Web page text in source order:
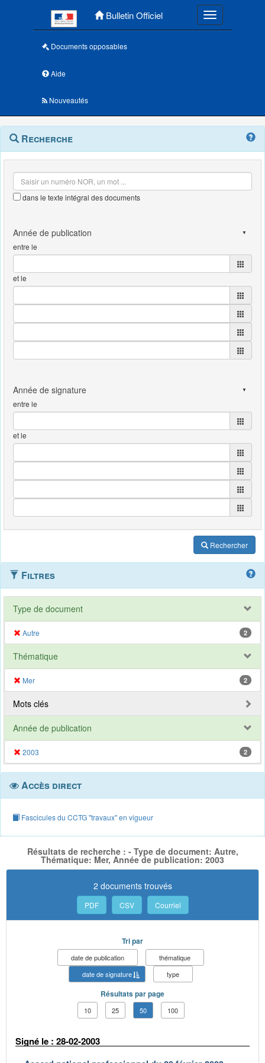
Bulletin Officiel Toggle
Documents opposables
Aide
Nouveautés
Navigation
outils
Menu
contextuel
Recherche
dans le texte intégral des documents
entre le
et le
entre le
et le
Rechercher
Filtres
Type de document
Autre 2
Thématique
Mer 2
Mots clés
Année de publication
2003 2
Accès direct
Fascicules du CCTG "travaux" en vigueur
Résultats de recherche : - Type de document: Autre,
Thématique: Mer, Année de publication: 2003
2 documents trouvés
PDF CSV Courriel
Tri par
date de publication
thématique
date de signature
type
Résultats par page
10 25 50 100
Signé le : 28-02-2003